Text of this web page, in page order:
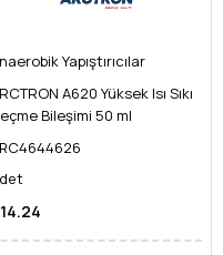
Yapıştırıcılar
A620 Yüksek Isı Sıkı
Bileşimi 50 ml